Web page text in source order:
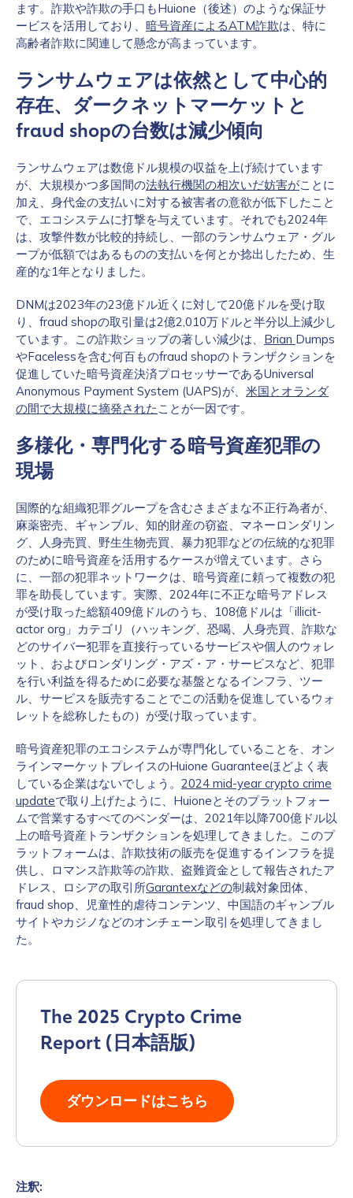
ます。詐欺や詐欺の手口もHuione（後述）のような保証サ
ービスを活用しており、 暗号資産によるATM詐欺は、特に
高齢者詐欺に関連して懸念が高まっています。
ランサムウェアは依然として中心的
存在、ダークネットマーケットと
fraud shopの台数は減少傾向
ランサムウェアは数億ドル規模の収益を上げ続けています
が、大規模かつ多国間の法執行機関の相次いだ妨害がことに
加え、身代金の支払いに対する被害者の意欲が低下したこと
で、エコシステムに打撃を与えています。それでも2024年
は、攻撃件数が比較的持続し、一部のランサムウェア・グル
ープが低額ではあるものの支払いを何とか捻出したため、生
産的な1年となりました。
DNMは2023年の23億ドル近くに対して20億ドルを受け取
り、fraud shopの取引量は2億2,010万ドルと半分以上減少し
ています。この詐欺ショップの著しい減少は、 Brian Dumps
やFacelessを含む何百ものfraud shopのトランザクションを
促進していた暗号資産決済プロセッサーであるUniversal
Anonymous Payment System (UAPS)が、 米国とオランダ
の間で大規模に摘発された ことが一因です。
多様化・専門化する暗号資産犯罪の
現場
国際的な組織犯罪グループを含むさまざまな不正行為者が、
麻薬密売、ギャンブル、知的財産の窃盗、マネーロンダリン
グ、人身売買、野生生物売買、暴力犯罪などの伝統的な犯罪
のために暗号資産を活用するケースが増えています。さら
に、一部の犯罪ネットワークは、暗号資産に頼って複数の犯
罪を助長しています。実際、2024年に不正な暗号アドレス
が受け取った総額409億ドルのうち、108億ドルは「illicit-
actor org」カテゴリ（ハッキング、恐喝、人身売買、詐欺な
どのサイバー犯罪を直接行っているサービスや個人のウォレ
ット、およびロンダリング・アズ・ア・サービスなど、犯罪
を行い利益を得るために必要な基盤となるインフラ、ツー
ル、サービスを販売することでこの活動を促進しているウォ
レットを総称したもの）が受け取っています。
暗号資産犯罪のエコシステムが専門化していることを、オン
ラインマーケットプレイスのHuione Guaranteeほどよく表
している企業はないでしょう。 2024 mid-year crypto crime
updateで取り上げたように、Huioneとそのプラットフォー
ムで営業するすべてのベンダーは、2021年以降700億ドル以
上の暗号資産トランザクションを処理してきました。このプ
ラットフォームは、詐欺技術の販売を促進するインフラを提
供し、ロマンス詐欺等の詐欺、盗難資金として報告されたア
ドレス、ロシアの取引所Garantexなどの制裁対象団体、
fraud shop、児童性的虐待コンテンツ、中国語のギャンブル
サイトやカジノなどのオンチェーン取引を処理してきまし
た。
The 2025 Crypto Crime
Report (日本語版)
ダウンロードはこちら
注釈: